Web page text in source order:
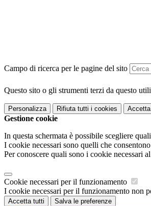
Campo di ricerca per le pagine del sito
Questo sito o gli strumenti terzi da questo
Personalizza Rifiuta tutti i cookies
Gestione cookie
In questa schermata è possibile scegliere
I cookie necessari sono quelli che
Per conoscere quali sono i cookie necessari
Cookie necessari per il funzionamento
I cookie necessari per il funzionamento non
Accetta tutti Salva le preferenze